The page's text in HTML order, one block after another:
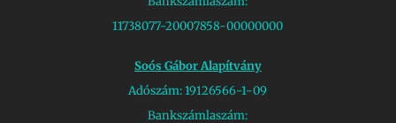
11738077-20007858-00000000
Soós Gábor Alapítvány
Adószám: 19126566-1-09
Bankszámlaszám: